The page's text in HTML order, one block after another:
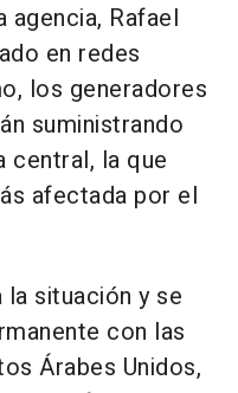
Rafael
en redes
los generadores
suministrando
central, la que
afectada por el
situación y se
con las
Árabes Unidos,